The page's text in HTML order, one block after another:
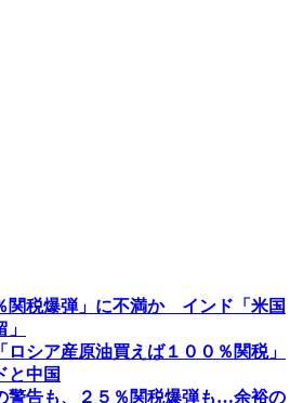
関税爆弾」に不満か インド「米国
ロシア産原油買えば１００％関税」
と中国
警告も、２５％関税爆弾も…余裕の